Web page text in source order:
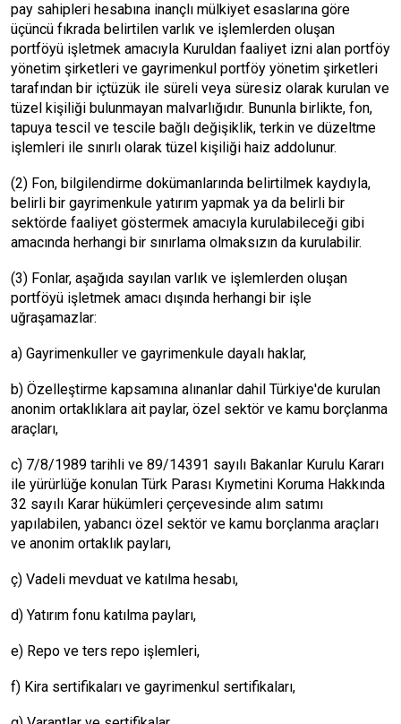
pay sahipleri hesabına inançlı mülkiyet esaslarına göre
üçüncü fıkrada belirtilen varlık ve işlemlerden oluşan
portföyü işletmek amacıyla Kuruldan faaliyet izni alan portföy
yönetim şirketleri ve gayrimenkul portföy yönetim şirketleri
tarafından bir içtüzük ile süreli veya süresiz olarak kurulan ve
tüzel kişiliği bulunmayan malvarlığıdır. Bununla birlikte, fon,
tapuya tescil ve tescile bağlı değişiklik, terkin ve düzeltme
işlemleri ile sınırlı olarak tüzel kişiliği haiz addolunur.
(2) Fon, bilgilendirme dokümanlarında belirtilmek kaydıyla,
belirli bir gayrimenkule yatırım yapmak ya da belirli bir
sektörde faaliyet göstermek amacıyla kurulabileceği gibi
amacında herhangi bir sınırlama olmaksızın da kurulabilir.
(3) Fonlar, aşağıda sayılan varlık ve işlemlerden oluşan
portföyü işletmek amacı dışında herhangi bir işle
uğraşamazlar:
a) Gayrimenkuller ve gayrimenkule dayalı haklar,
b) Özelleştirme kapsamına alınanlar dahil Türkiye'de kurulan
anonim ortaklıklara ait paylar, özel sektör ve kamu borçlanma
araçları,
c) 7/8/1989 tarihli ve 89/14391 sayılı Bakanlar Kurulu Kararı
ile yürürlüğe konulan Türk Parası Kıymetini Koruma Hakkında
32 sayılı Karar hükümleri çerçevesinde alım satımı
yapılabilen, yabancı özel sektör ve kamu borçlanma araçları
ve anonim ortaklık payları,
ç) Vadeli mevduat ve katılma hesabı,
d) Yatırım fonu katılma payları,
e) Repo ve ters repo işlemleri,
f) Kira sertifikaları ve gayrimenkul sertifikaları,